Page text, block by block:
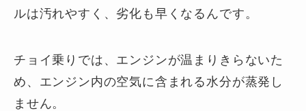
ルは汚れやすく、劣化も早くなるんです。
チョイ乗りでは、エンジンが温まりきらないた
め、エンジン内の空気に含まれる水分が蒸発し
ません。